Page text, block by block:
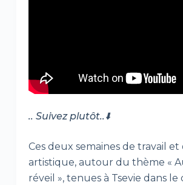
.. Suivez plutôt..⬇️
Ces deux semaines de travail
artistique, autour du thème «
réveil », tenues à Tsevie dans